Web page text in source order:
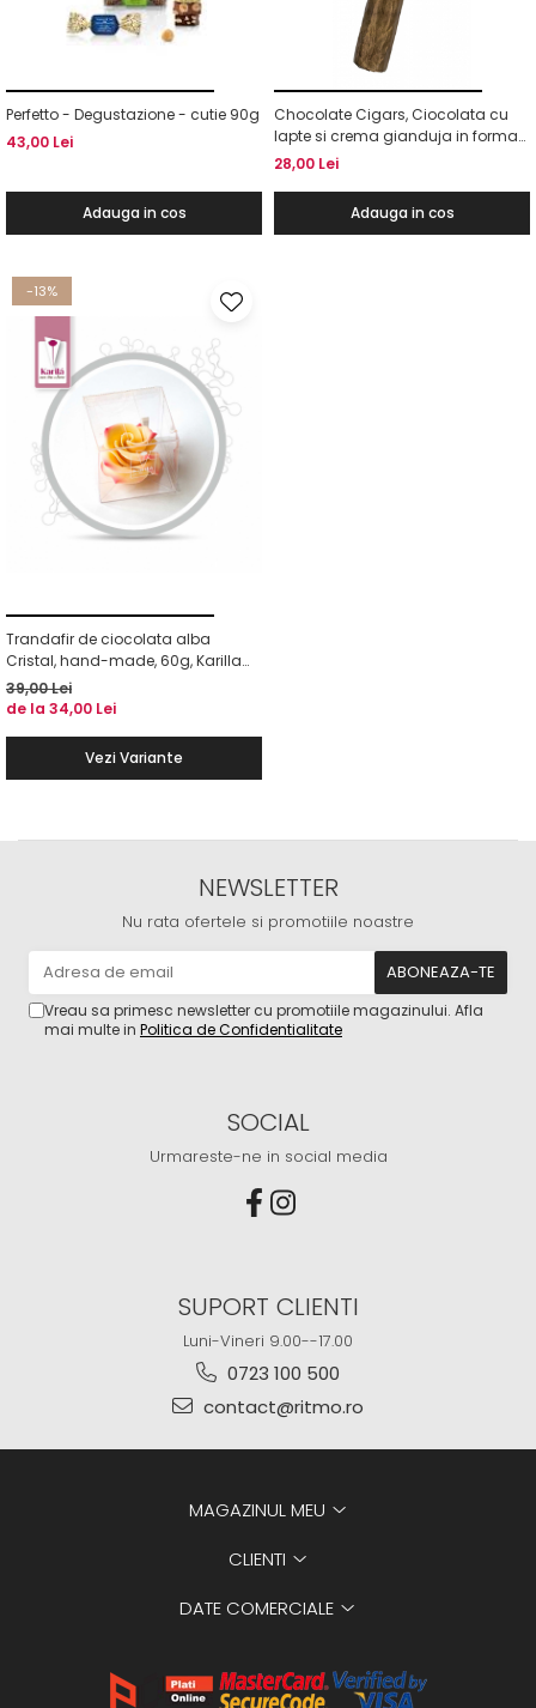
Perfetto - Degustazione - cutie 90g
43,00 Lei
Adauga in cos
Chocolate Cigars, Ciocolata cu
lapte si crema gianduja in forma
de trabuc, 75g
28,00 Lei
Adauga in cos
-13%
Trandafir de ciocolata alba
Cristal, hand-made, 60g, Karilla
Flowers
39,00 Lei
de la 34,00 Lei
Vezi Variante
NEWSLETTER
Nu rata ofertele si promotiile noastre
Vreau sa primesc newsletter cu promotiile magazinului. Afla
mai multe in Politica de Confidentialitate
SOCIAL
Urmareste-ne in social media
SUPORT CLIENTI
Luni-Vineri 9.00--17.00
0723 100 500
contact@ritmo.ro
MAGAZINUL MEU
CLIENTI
DATE COMERCIALE